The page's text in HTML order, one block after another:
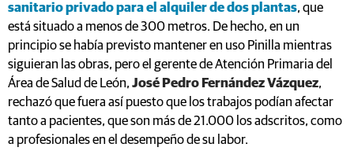
sanitario privado para el alquiler de dos plantas, que
está situado a menos de 300 metros. De hecho, en un
principio se había previsto mantener en uso Pinilla mientras
siguieran las obras, pero el gerente de Atención Primaria del
Área de Salud de León, José Pedro Fernández Vázquez,
rechazó que fuera así puesto que los trabajos podían afectar
tanto a pacientes, que son más de 21.000 los adscritos, como
a profesionales en el desempeño de su labor.